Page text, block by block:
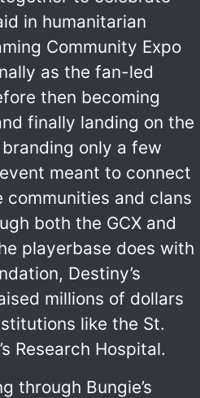
in humanitarian
Community Expo
as the fan-led
then becoming
finally landing on the
branding only a few
meant to connect
communities and clans
both the GCX and
playerbase does with
Destiny’s
millions of dollars
like the St.
Research Hospital.
through Bungie’s